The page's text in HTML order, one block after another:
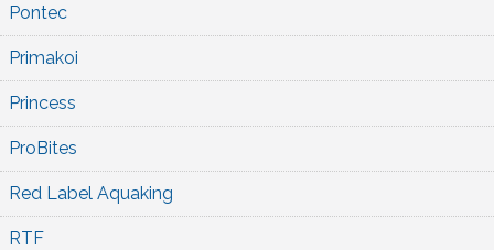
Pontec
Primakoi
Princess
ProBites
Red Label Aquaking
RTF